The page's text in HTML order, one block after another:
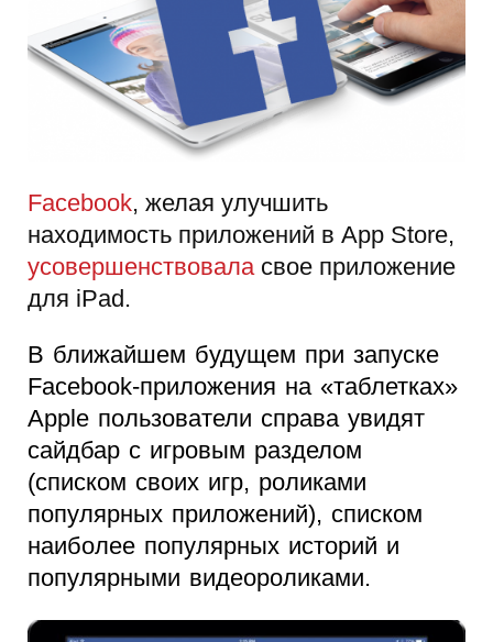
Facebook, желая улучшить
находимость приложений в App Store,
усовершенствовала свое приложение
для iPad.
В ближайшем будущем при запуске
Facebook-приложения на «таблетках»
Apple пользователи справа увидят
сайдбар с игровым разделом
(списком своих игр, роликами
популярных приложений), списком
наиболее популярных историй и
популярными видеороликами.